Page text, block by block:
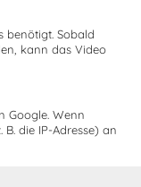
benötigt. Sobald
kann das Video
Google. Wenn
die IP-Adresse) an
werden. Einzelheiten